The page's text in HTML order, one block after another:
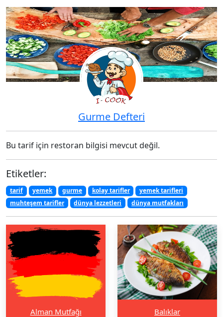
Gurme Defteri
Bu tarif için restoran bilgisi mevcut değil.
Etiketler:
tarif yemek gurme kolay tarifler
yemek tarifleri
muhteşem tarifler
dünya lezzetleri dünya mutfakları
Alman Mutfağı Balıklar